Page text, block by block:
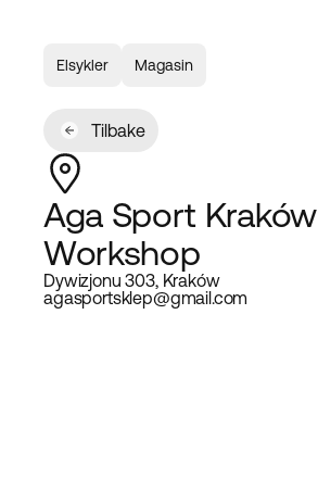
Elsykler Magasin
Tilbake
Aga Sport Kraków
Workshop
Dywizjonu 303, Kraków
agasportsklep@gmail.com